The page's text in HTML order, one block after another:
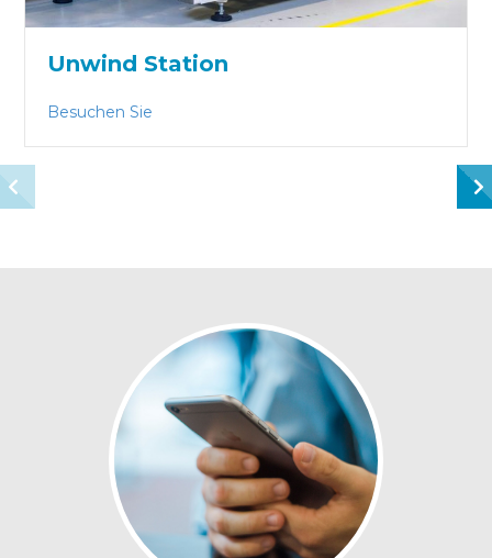
Unwind Station
Besuchen Sie